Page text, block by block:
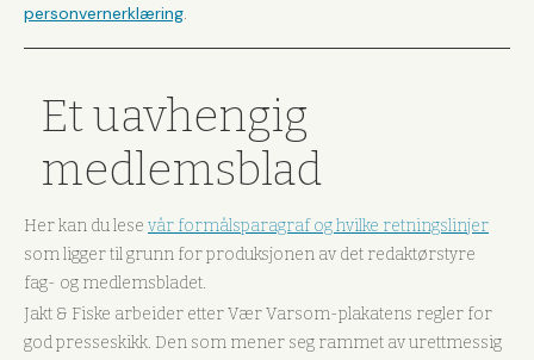
personvernerklæring.
Et uavhengig
medlemsblad
Her kan du lese vår formålsparagraf og hvilke retningslinjer
som ligger til grunn for produksjonen av det redaktørstyre
fag- og medlemsbladet.
Jakt & Fiske arbeider etter Vær Varsom-plakatens regler for
god presseskikk. Den som mener seg rammet av urettmessig